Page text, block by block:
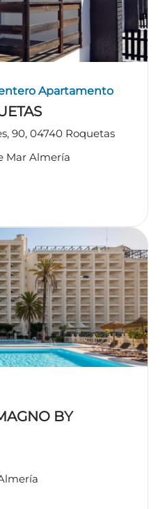
Apartamento
90, 04740 Roquetas
Mar Almería
BY